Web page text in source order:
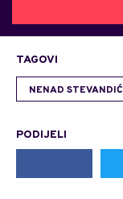
TAGOVI
NENAD STEVANDIĆ
PODIJELI